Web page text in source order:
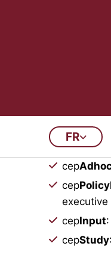
FR
This
cep
cep
executive
cepInput
cepStudy